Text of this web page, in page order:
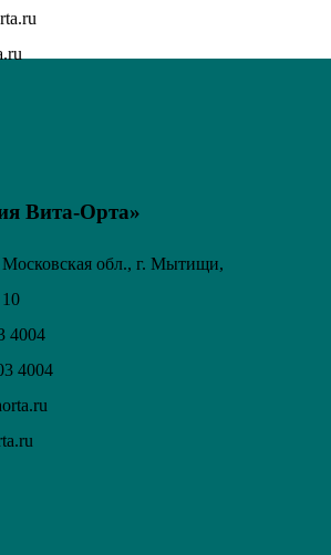
Вита-Орта»
Московская обл., г. Мытищи,
4004
4004